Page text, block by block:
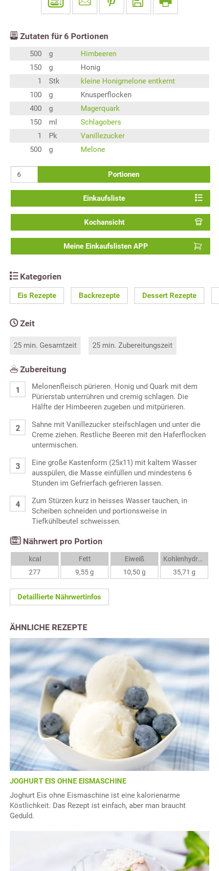
Zutaten für 6 Portionen
500 g
Himbeeren
150
g
Honig
1
Stk
kleine Honigmelone entkernt
100
g
Knusperflocken
400
g
Magerquark
150
ml
Schlagobers
1
Pk
Vanillezucker
500
g Melone
Portionen
Einkaufsliste
Kochansicht
Meine Einkaufslisten APP
Kategorien
Eis Rezepte Backrezepte Dessert Rezepte
Zeit
25 min. Gesamtzeit 25 min. Zubereitungszeit
Zubereitung
Melonenfleisch pürieren. Honig und Quark mit dem
Pürierstab unterrühren und cremig schlagen. Die
Hälfte der Himbeeren zugeben und mitpürieren.
Sahne mit Vanillezucker steifschlagen und unter die
Creme ziehen. Restliche Beeren mit den Haferflocken
untermischen.
Eine große Kastenform (25x11) mit kaltem Wasser
ausspülen, die Masse einfüllen und mindestens 6
Stunden im Gefrierfach gefrieren lassen.
Zum Stürzen kurz in heisses Wasser tauchen, in
Scheiben schneiden und portionsweise in
Tiefkühlbeutel schweissen.
Nährwert pro Portion
kcal
277
Fett
9,55 g
Eiweiß
10,50 g
Kohlenhydrate
35,71 g
Detaillierte Nährwertinfos
ÄHNLICHE REZEPTE
JOGHURT EIS OHNE EISMASCHINE
Joghurt Eis ohne Eismaschine ist eine kalorienarme
Köstlichkeit. Das Rezept ist einfach, aber man braucht
Geduld.